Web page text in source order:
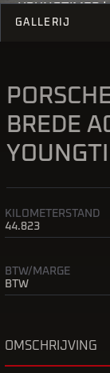
YOUNGTIMER |
GALLERIJ
BREDE
KILOMETERSTAND
44.823
BTW/MARGE
BTW
OMSCHRIJVING